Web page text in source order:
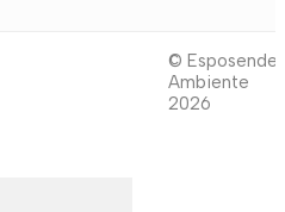
© Esposende
Ambiente
2026